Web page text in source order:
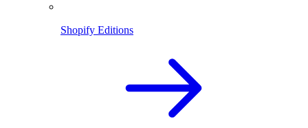
Shopify Editions